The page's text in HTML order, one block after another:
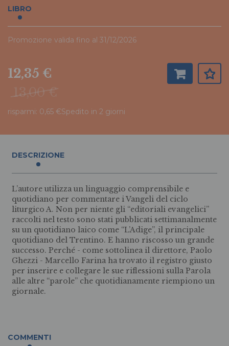
LIBRO
Promozione valida fino al 31/12/2026
13,00 €
12,35 €
risparmi: 0,65 €Spedito in 2 giorni
DESCRIZIONE
L’autore utilizza un linguaggio comprensibile e
quotidiano per commentare i Vangeli del ciclo
liturgico A. Non per niente gli “editoriali evangelici”
raccolti nel testo sono stati pubblicati settimanalmente
su un quotidiano laico come “L’Adige”, il principale
quotidiano del Trentino. E hanno riscosso un grande
successo. Perché - come sottolinea il direttore, Paolo
Ghezzi - Marcello Farina ha trovato il registro giusto
per inserire e collegare le sue riflessioni sulla Parola
alle altre “parole” che quotidianamente riempiono un
giornale.
COMMENTI